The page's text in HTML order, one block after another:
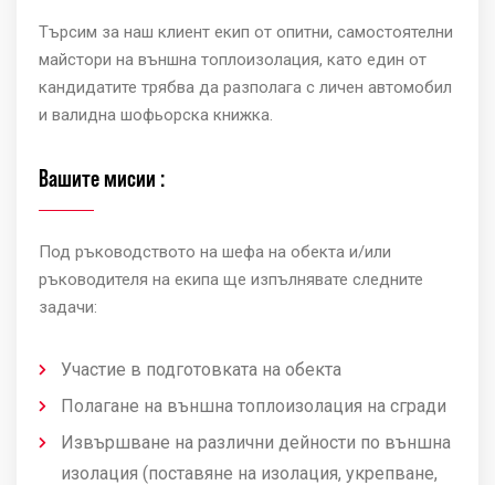
Търсим за наш клиент екип от опитни, самостоятелни
майстори на външна топлоизолация, като един от
кандидатите трябва да разполага с личен автомобил
и валидна шофьорска книжка.
Вашите мисии :
Под ръководството на шефа на обекта и/или
ръководителя на екипа ще изпълнявате следните
задачи:
Участие в подготовката на обекта
Полагане на външна топлоизолация на сгради
Извършване на различни дейности по външна
изолация (поставяне на изолация, укрепване,